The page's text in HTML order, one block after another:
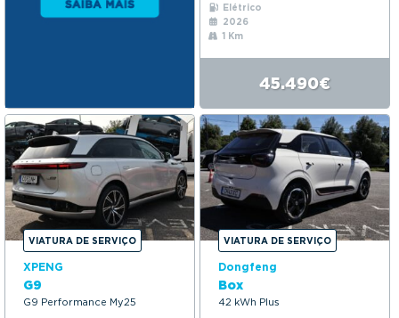
Elétrico
2026
1 Km
45.490€
VIATURA DE SERVIÇO
XPENG
G9
G9 Performance My25
VIATURA DE SERVIÇO
Dongfeng
Box
42 kWh Plus